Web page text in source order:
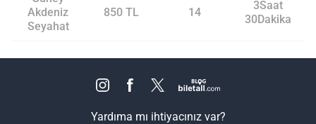
Akdeniz
Seyahat
850 TL 14
3Saat
30Dakika
Yardıma mı ihtiyacınız var?